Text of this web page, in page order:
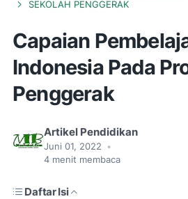
SEKOLAH PENGGERAK
Capaian
Indonesia Pada
Penggerak
Artikel Pendidikan
Juni 01, 2022
•
4 menit membaca
Daftar Isi